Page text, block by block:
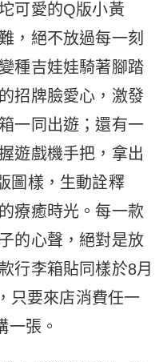
可愛的Q版小黃
，絕不放過每一刻
種吉娃娃騎著腳踏
招牌臉愛心，激發
一同出遊；還有一
遊戲機手把，拿出
圖樣，生動詮釋
療癒時光。每一款
的心聲，絕對是放
行李箱貼同樣於8月
只要來店消費任一
一張。